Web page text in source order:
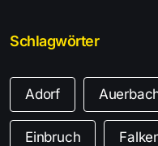
Schlagwörter
Adorf
Einbruch